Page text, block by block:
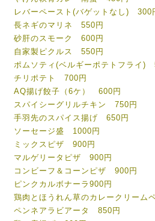
レバーペースト(バゲットなし) 300
長ネギのマリネ 550円
砂肝のスモーク 600円
自家製ピクルス 550円
ポムソティ(ベルギーポテトフライ)
チリポテト 700円
AQ揚げ餃子（6ケ） 600円
スパイシーグリルチキン 750円
手羽先のスパイス揚げ 650円
ソーセージ盛 1000円
ミックスピザ 900円
マルゲリータピザ 900円
コンビーフ＆コーンピザ 900円
ピンクカルボナーラ900円
鶏肉とほうれん草のカレークリーム
ペンネアラビアータ 850円